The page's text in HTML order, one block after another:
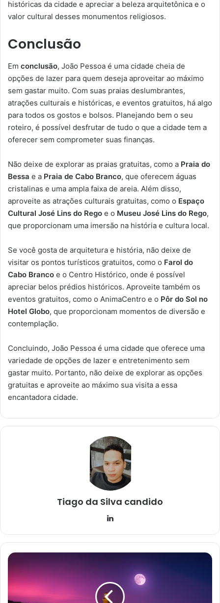
históricas da cidade e apreciar a beleza arquitetônica e o
valor cultural desses monumentos religiosos.
Conclusão
Em conclusão, João Pessoa é uma cidade cheia de
opções de lazer para quem deseja aproveitar ao máximo
sem gastar muito. Com suas praias deslumbrantes,
atrações culturais e históricas, e eventos gratuitos, há algo
para todos os gostos e bolsos. Planejando bem o seu
roteiro, é possível desfrutar de tudo o que a cidade tem a
oferecer sem comprometer suas finanças.
Não deixe de explorar as praias gratuitas, como a Praia do
Bessa e a Praia de Cabo Branco, que oferecem águas
cristalinas e uma ampla faixa de areia. Além disso,
aproveite as atrações culturais gratuitas, como o Espaço
Cultural José Lins do Rego e o Museu José Lins do Rego,
que proporcionam uma imersão na história e cultura local.
Se você gosta de arquitetura e história, não deixe de
visitar os pontos turísticos gratuitos, como o Farol do
Cabo Branco e o Centro Histórico, onde é possível
apreciar belos prédios históricos. Aproveite também os
eventos gratuitos, como o AnimaCentro e o Pôr do Sol no
Hotel Globo, que proporcionam momentos de diversão e
contemplação.
Concluindo, João Pessoa é uma cidade que oferece uma
variedade de opções de lazer e entretenimento sem
gastar muito. Portanto, não deixe de explorar as opções
gratuitas e aproveite ao máximo sua visita a essa
encantadora cidade.
Tiago da Silva candido
din
O
q
u
f